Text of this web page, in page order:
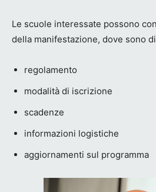
Le scuole interessate possono
della manifestazione, dove sono
regolamento
modalità di iscrizione
scadenze
informazioni logistiche
aggiornamenti sul programma